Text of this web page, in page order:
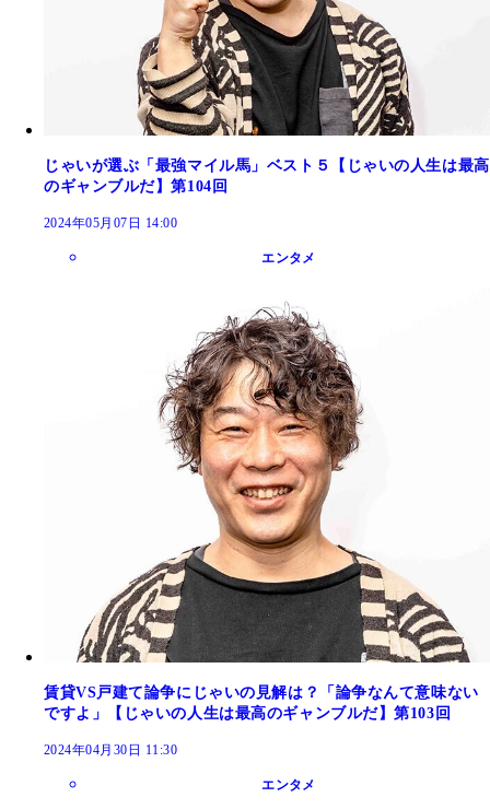
じゃいが選ぶ「最強マイル馬」ベスト５【じゃいの人生は最高
のギャンブルだ】第104回
2024年05月07日 14:00
エンタメ
賃貸VS戸建て論争にじゃいの見解は？「論争なんて意味ない
ですよ」【じゃいの人生は最高のギャンブルだ】第103回
2024年04月30日 11:30
エンタメ